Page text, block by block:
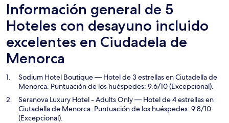
Información general de 5
Hoteles con desayuno incluido
excelentes en Ciudadela de
Menorca
Sodium Hotel Boutique— Hotel de 3 estrellas en Ciutadella de
Menorca. Puntuación de los huéspedes: 9.6/10 (Excepcional).
Seranova Luxury Hotel - Adults Only— Hotel de 4 estrellas en
Ciutadella de Menorca. Puntuación de los huéspedes: 9.8/10
(Excepcional).